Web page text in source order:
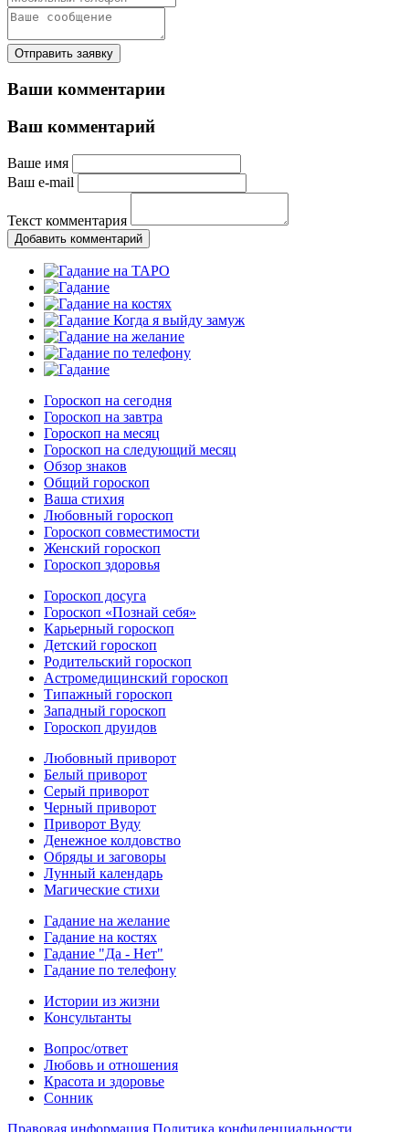
Отправить заявку
Ваши комментарии
Ваш комментарий
Ваше имя
Ваш e-mail
Текст комментария
Добавить комментарий
Гороскоп на сегодня
Гороскоп на завтра
Гороскоп на месяц
Гороскоп на следующий месяц
Обзор знаков
Общий гороскоп
Ваша стихия
Любовный гороскоп
Гороскоп совместимости
Женский гороскоп
Гороскоп здоровья
Гороскоп досуга
Гороскоп «Познай себя»
Карьерный гороскоп
Детский гороскоп
Родительский гороскоп
Астромедицинский гороскоп
Типажный гороскоп
Западный гороскоп
Гороскоп друидов
Любовный приворот
Белый приворот
Серый приворот
Черный приворот
Приворот Вуду
Денежное колдовство
Обряды и заговоры
Лунный календарь
Магические стихи
Гадание на желание
Гадание на костях
Гадание "Да - Нет"
Гадание по телефону
Истории из жизни
Консультанты
Вопрос/ответ
Любовь и отношения
Красота и здоровье
Сонник
Правовая информация Политика конфиденциальности